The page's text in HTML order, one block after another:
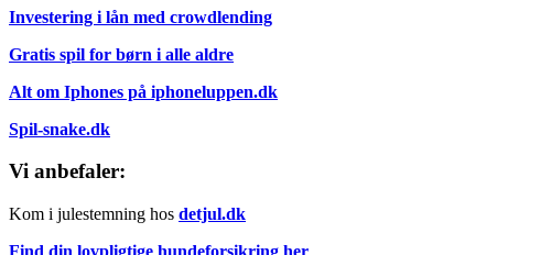
Investering i lån med crowdlending
Gratis spil for børn i alle aldre
Alt om Iphones på iphoneluppen.dk
Spil-snake.dk
Vi anbefaler:
Kom i julestemning hos detjul.dk